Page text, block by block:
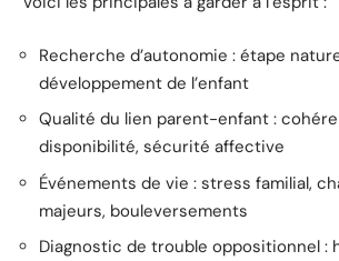
Recherche d’autonomie : étape
développement de l’enfant
Qualité du lien parent-enfant :
disponibilité, sécurité affective
Événements de vie : stress familial,
majeurs, bouleversements
Diagnostic de trouble oppositionnel :